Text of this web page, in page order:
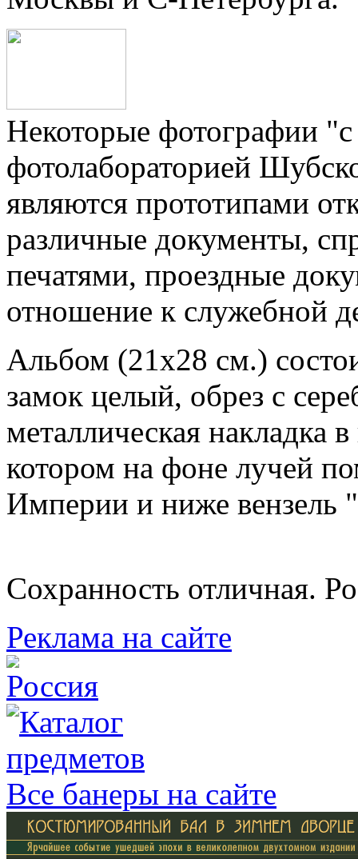
Некоторые фотографии
фотолабораторией
являются прототипами
различные документы,
печатями, проездные
отношение к служебной
Альбом (21х28 см.)
замок целый, обрез с
металлическая накладка
котором на фоне лучей
Империи и ниже вензель
Сохранность отличная.
Реклама на сайте
Все банеры на сайте